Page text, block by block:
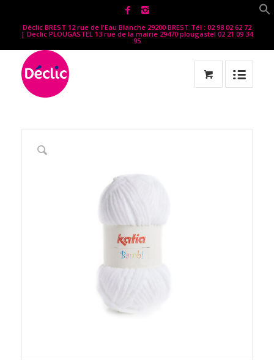
Déclic BREST 12 rue de l'Eau Blanche 29200 BREST Tél : 02 98 02 62 72
| Declic PLOUGASTEL 13 rue de la mairie 29470 plougastel 02 21 09 34
95